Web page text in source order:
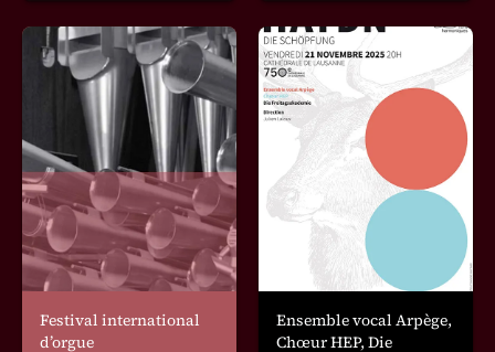
Festival international
d’orgue
Ensemble vocal Arpège,
Chœur HEP, Die